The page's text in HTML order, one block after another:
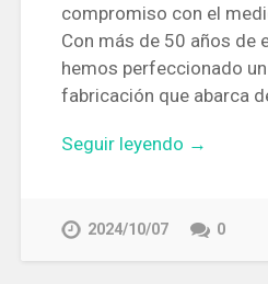
compromiso con el
Con más de 50 años de
hemos perfeccionado
fabricación que abarca
Seguir leyendo →
2024/10/07 0